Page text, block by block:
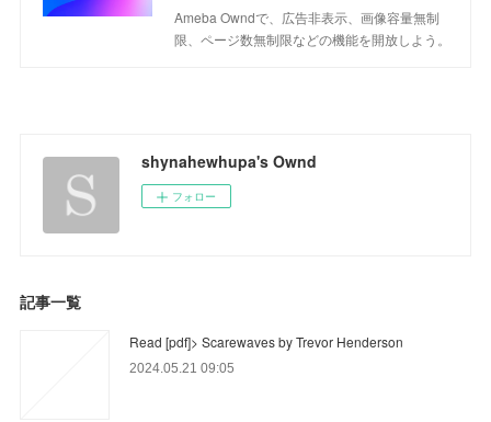
Ameba Owndで、広告非表示、画像容量無制
限、ページ数無制限などの機能を開放しよう。
shynahewhupa's Ownd
フォロー
記事一覧
Read [pdf]> Scarewaves by Trevor Henderson
2024.05.21 09:05